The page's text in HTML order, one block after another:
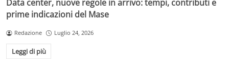
Data center, nuove regole in arrivo: tempi, contributi e
prime indicazioni del Mase
Redazione Luglio 24, 2026
Leggi di più